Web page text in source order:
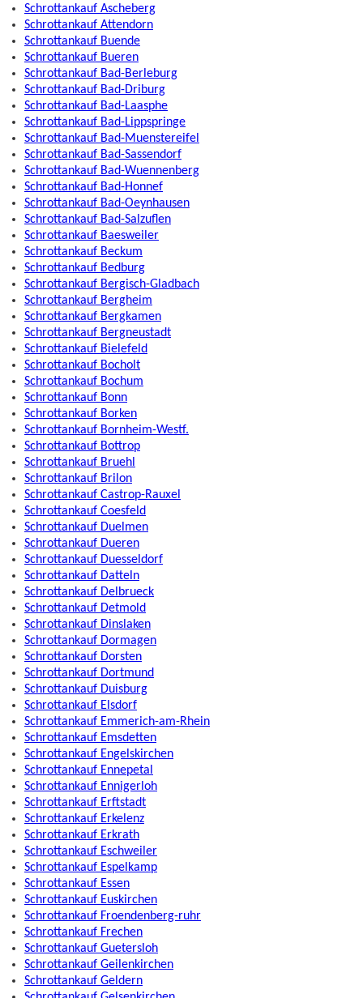
Schrottankauf Ascheberg
Schrottankauf Attendorn
Schrottankauf Buende
Schrottankauf Bueren
Schrottankauf Bad-Berleburg
Schrottankauf Bad-Driburg
Schrottankauf Bad-Laasphe
Schrottankauf Bad-Lippspringe
Schrottankauf Bad-Muenstereifel
Schrottankauf Bad-Sassendorf
Schrottankauf Bad-Wuennenberg
Schrottankauf Bad-Honnef
Schrottankauf Bad-Oeynhausen
Schrottankauf Bad-Salzuflen
Schrottankauf Baesweiler
Schrottankauf Beckum
Schrottankauf Bedburg
Schrottankauf Bergisch-Gladbach
Schrottankauf Bergheim
Schrottankauf Bergkamen
Schrottankauf Bergneustadt
Schrottankauf Bielefeld
Schrottankauf Bocholt
Schrottankauf Bochum
Schrottankauf Bonn
Schrottankauf Borken
Schrottankauf Bornheim-Westf.
Schrottankauf Bottrop
Schrottankauf Bruehl
Schrottankauf Brilon
Schrottankauf Castrop-Rauxel
Schrottankauf Coesfeld
Schrottankauf Duelmen
Schrottankauf Dueren
Schrottankauf Duesseldorf
Schrottankauf Datteln
Schrottankauf Delbrueck
Schrottankauf Detmold
Schrottankauf Dinslaken
Schrottankauf Dormagen
Schrottankauf Dorsten
Schrottankauf Dortmund
Schrottankauf Duisburg
Schrottankauf Elsdorf
Schrottankauf Emmerich-am-Rhein
Schrottankauf Emsdetten
Schrottankauf Engelskirchen
Schrottankauf Ennepetal
Schrottankauf Ennigerloh
Schrottankauf Erftstadt
Schrottankauf Erkelenz
Schrottankauf Erkrath
Schrottankauf Eschweiler
Schrottankauf Espelkamp
Schrottankauf Essen
Schrottankauf Euskirchen
Schrottankauf Froendenberg-ruhr
Schrottankauf Frechen
Schrottankauf Guetersloh
Schrottankauf Geilenkirchen
Schrottankauf Geldern